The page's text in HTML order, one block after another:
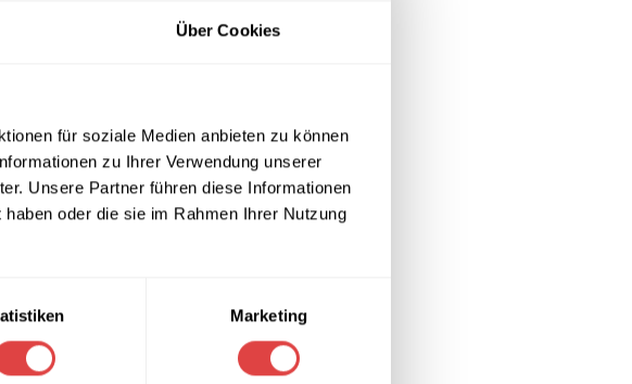
Über Cookies
für soziale Medien anbieten zu können
zu Ihrer Verwendung unserer
Unsere Partner führen diese Informationen
oder die sie im Rahmen Ihrer Nutzung
Marketing
und hochwertiges
eine klare, professionelle
in der Gastronomie und
Ein entscheidender
tiefe Farbkraft. Die
und Abbau garantiert.
Standards